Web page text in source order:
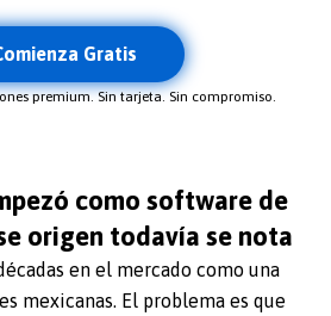
Gratis
premium. Sin tarjeta. Sin compromiso.
como software de
origen todavía se nota
en el mercado como una
mexicanas. El problema es que